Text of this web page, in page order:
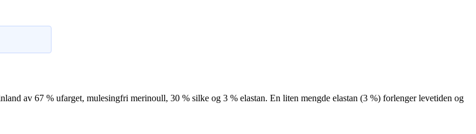
av 67 % ufarget, mulesingfri merinoull, 30 % silke og 3 % elastan. En liten mengde elastan (3 %) forlenger levetiden og